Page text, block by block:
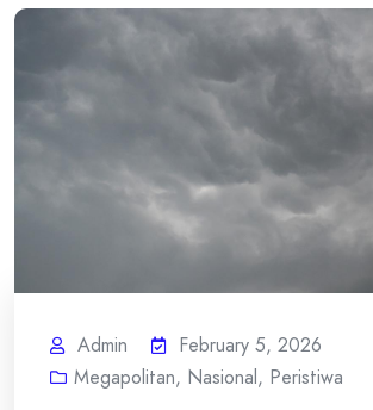
Admin
February 5, 2026
Megapolitan, Nasional, Peristiwa